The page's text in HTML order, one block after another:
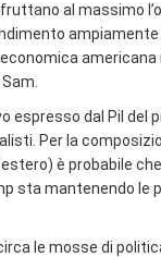
al massimo
ampiamente
dal Pil del
Per la
è probabile
sta mantenendo
le mosse di